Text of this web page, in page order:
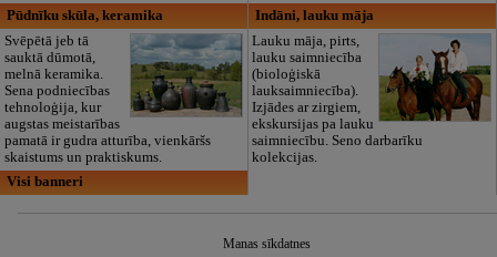
Pūdnīku skūla, keramika
Svēpētā jeb tā
sauktā dūmotā,
melnā keramika.
Sena podniecības
tehnoloģija, kur
augstas meistarības
pamatā ir gudra atturība, vienkāršs
skaistums un praktiskums.
Indāni, lauku māja
Lauku māja, pirts,
lauku saimniecība
(bioloģiskā
lauksaimniecība).
Izjādes ar zirgiem,
ekskursijas pa lauku
saimniecību. Seno darbarīku
kolekcijas.
Visi banneri
Manas sīkdatnes